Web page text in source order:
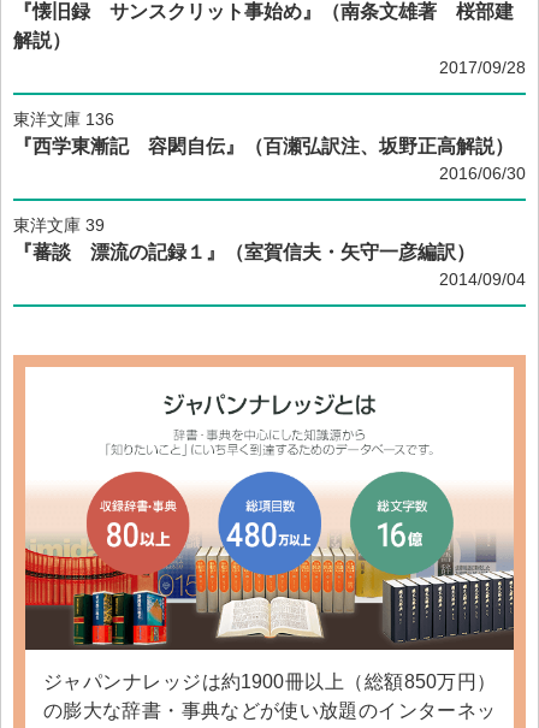
『懐旧録 サンスクリット事始め』（南条文雄著 桜部建
解説）
2017/09/28
東洋文庫 136
『西学東漸記 容閎自伝』（百瀬弘訳注、坂野正高解説）
2016/06/30
東洋文庫 39
『蕃談 漂流の記録１』（室賀信夫・矢守一彦編訳）
2014/09/04
ジャパンナレッジは約1900冊以上（総額850万円）
の膨大な辞書・事典などが使い放題のインターネッ